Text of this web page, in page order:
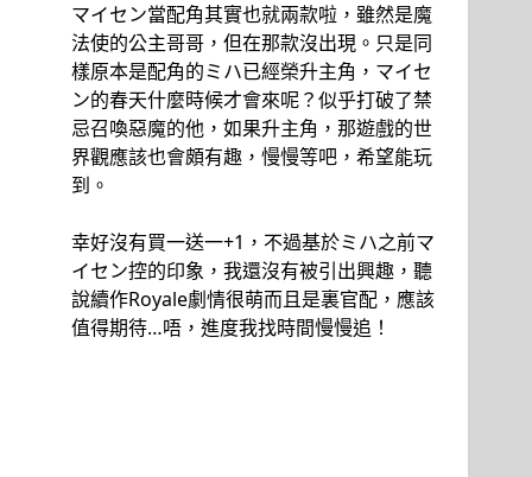
マイセン當配角其實也就兩款啦，雖然是魔
法使的公主哥哥，但在那款沒出現。只是同
樣原本是配角的ミハ已經榮升主角，マイセ
ン的春天什麼時候才會來呢？似乎打破了禁
忌召喚惡魔的他，如果升主角，那遊戲的世
界觀應該也會頗有趣，慢慢等吧，希望能玩
到。
幸好沒有買一送一+1，不過基於ミハ之前マ
イセン控的印象，我還沒有被引出興趣，聽
說續作Royale劇情很萌而且是裏官配，應該
值得期待…唔，進度我找時間慢慢追！